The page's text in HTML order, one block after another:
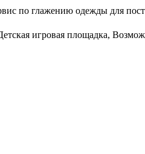
по глажению одежды для
игровая площадка,